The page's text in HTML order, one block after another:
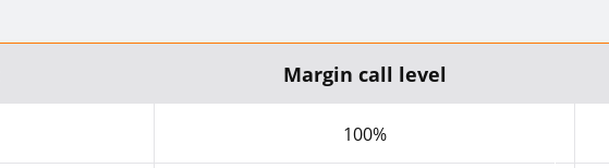
Margin call level
100%